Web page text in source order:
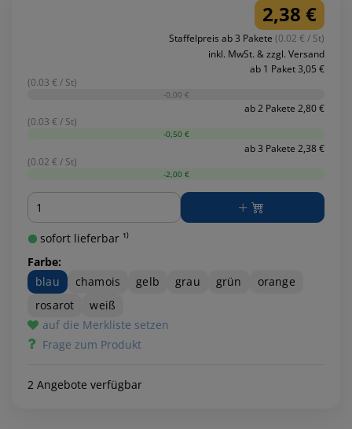
2,38 €
Staffelpreis ab 3 Pakete (0.02 € / St)
inkl. MwSt. & zzgl. Versand
ab 1 Paket 3,05 €
(0.03 € / St)
-0,00 €
ab 2 Pakete 2,80 €
(0.03 € / St)
-0,50 €
ab 3 Pakete 2,38 €
(0.02 € / St)
-2,00 €
Menge
sofort lieferbar ¹⁾
Farbe:
blau
chamois gelb grau grün
orange
rosarot
weiß
auf die Merkliste setzen
Frage zum Produkt
2 Angebote verfügbar